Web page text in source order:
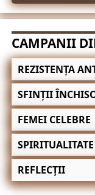
CAMPANII
REZISTENȚA
SFINȚII
FEMEI CELEBRE
REFLECȚII